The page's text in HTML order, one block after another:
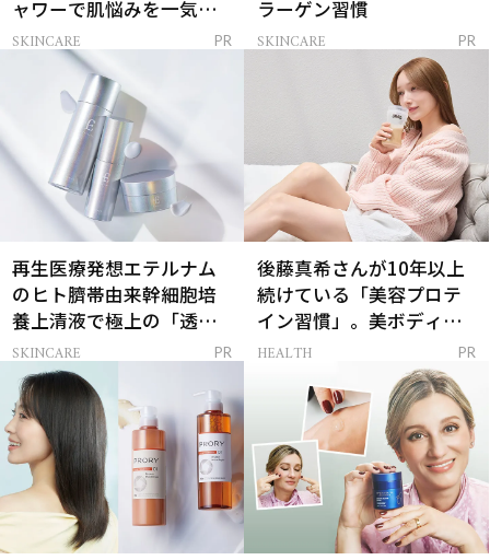
ャワーで肌悩みを一気に
解決
SKINCARE PR
ラーゲン習慣
SKINCARE PR
再生医療発想エテルナム
のヒト臍帯由来幹細胞培
養上清液で極上の「透明
感ハリ肌」へ
SKINCARE PR
後藤真希さんが10年以上
続けている「美容プロテ
イン習慣」。美ボディを
支える朝ルーティンと
HEALTH PR